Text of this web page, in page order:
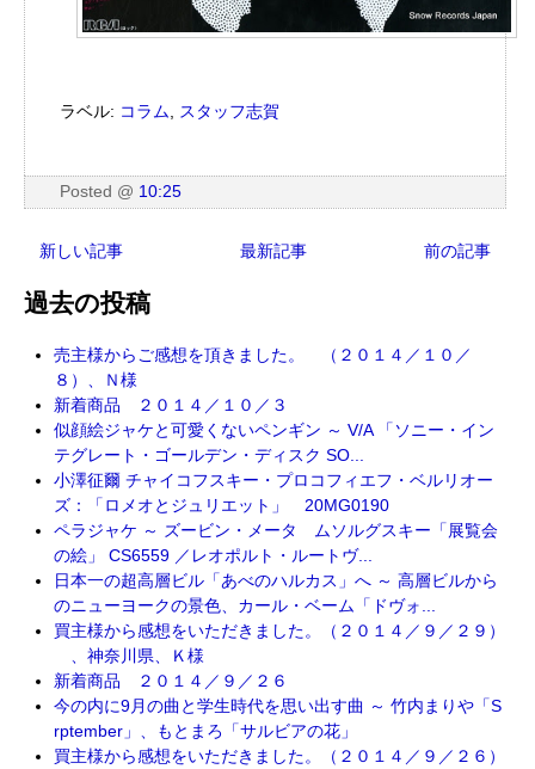
ラベル: コラム スタッフ志賀
Posted @ 10:25
新しい記事 最新記事 前の記事
過去の投稿
売主様からご感想を頂きました。 （２０１４／１０／
８）、Ｎ様
新着商品 ２０１４／１０／３
似顔絵ジャケと可愛くないペンギン ～ V/A 「ソニー・イン
テグレート・ゴールデン・ディスク SO...
小澤征爾 チャイコフスキー・プロコフィエフ・ベルリオー
ズ：「ロメオとジュリエット」 20MG0190
ペラジャケ ～ ズービン・メータ ムソルグスキー「展覧会
の絵」 CS6559 ／レオポルト・ルートヴ...
日本一の超高層ビル「あべのハルカス」へ ～ 高層ビルから
のニューヨークの景色、カール・ベーム「ドヴォ...
買主様から感想をいただきました。（２０１４／９／２９）
、神奈川県、Ｋ様
新着商品 ２０１４／９／２６
今の内に9月の曲と学生時代を思い出す曲 ～ 竹内まりや「S
rptember」、もとまろ「サルビアの花」
買主様から感想をいただきました。（２０１４／９／２６）